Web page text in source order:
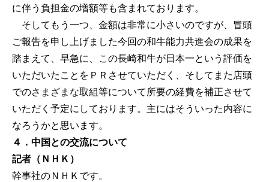
に伴う負担金の増額等も含まれております。
そしてもう一つ、金額は非常に小さいのですが、冒頭
ご報告を申し上げました今回の和牛能力共進会の成果を
踏まえて、早急に、この長崎和牛が日本一という評価を
いただいたことをＰＲさせていただく、そしてまた店頭
でのさまざまな取組等について所要の経費を補正させて
いただく予定にしております。主にはそういった内容に
なろうかと思います。
４．中国との交流について
記者（ＮＨＫ）
幹事社のＮＨＫです。